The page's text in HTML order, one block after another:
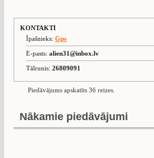
KONTAKTI
Īpašnieks: Gps
E-pasts: alien31@inbox.lv
Tālrunis: 26809091
Piedāvājums apskatīts 36 reizes.
Nākamie piedāvājumi